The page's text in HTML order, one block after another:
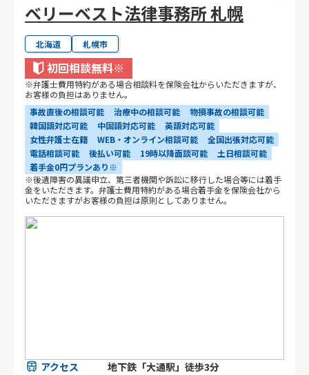
ベリーベスト法律事務所 札幌
北海道 札幌市
初回相談無料※
※弁護士費用特約がある場合相談料を保険会社からいただきますが、
お客様の負担はありません。
事故直後の相談可能
治療中の相談可能
物損事故の相談可能
韓国語対応可能
中国語対応可能
英語対応可能
女性弁護士在籍
WEB・オンライン相談可能
全国出張対応可能
電話相談可能
後払い可能 19時以降面談可能
土日相談可能
着手金0円プランあり※
※後遺障害の異議申立、第三者機関や訴訟に移行した場合等には着手
金をいただきます。弁護士費用特約がある場合着手金を保険会社から
いただきますがお客様の負担は原則としてありません。
アクセス 地下鉄「大通駅」徒歩3分